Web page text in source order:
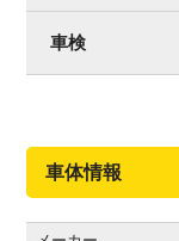
車検
車体情報